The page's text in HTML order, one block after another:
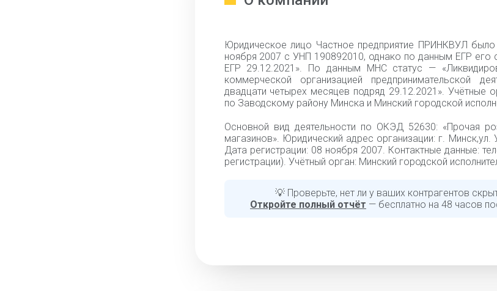
Юридическое лицо Частное предприятие ПРИНКВУЛ было
ноября 2007 с УНП 190892010, однако по данным ЕГР его
ЕГР 29.12.2021». По данным МНС статус —
коммерческой организацией предпринимательской
двадцати четырех месяцев подряд 29.12.2021». Учётные
по Заводскому району Минска и Минский городской
Основной вид деятельности по ОКЭД 52630: «Прочая
магазинов». Юридический адрес организации: г. Минск,ул.
Дата регистрации: 08 ноября 2007. Контактные данные:
регистрации). Учётный орган: Минский городской
💡 Проверьте, нет ли у ваших контрагентов
Откройте полный отчёт — бесплатно на 48 часов